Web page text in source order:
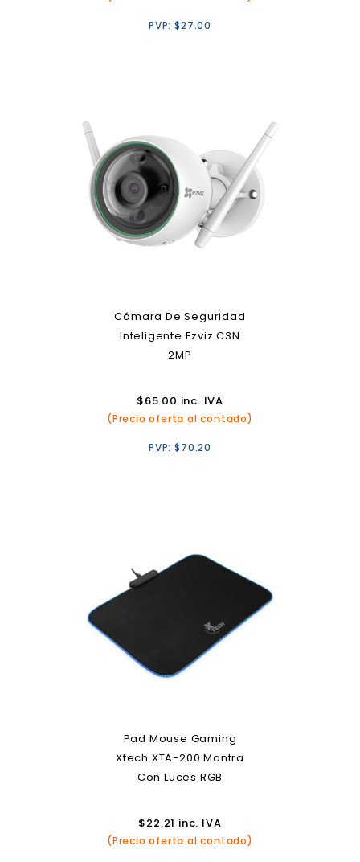
PVP:$27.00
Cámara De Seguridad
Inteligente Ezviz C3N
2MP
$65.00 inc. IVA
(Precio oferta al contado)
PVP:$70.20
Pad Mouse Gaming
Xtech XTA-200 Mantra
Con Luces RGB
$22.21 inc. IVA
(Precio oferta al contado)